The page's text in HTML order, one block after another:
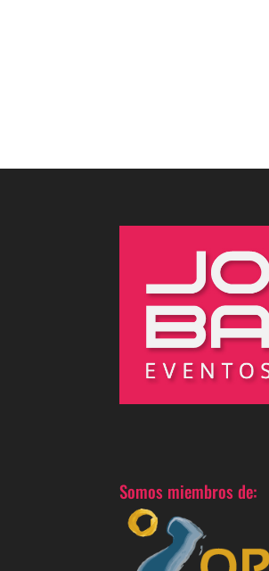
Somos miembros de: